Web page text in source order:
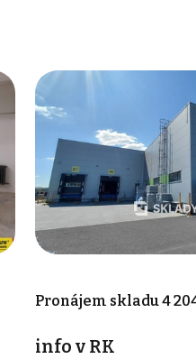
Pronájem skladu 4
info v RK